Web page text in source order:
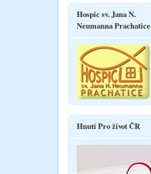
Hospic sv. Jana N.
Neumanna Prachatice
Hnutí Pro život ČR